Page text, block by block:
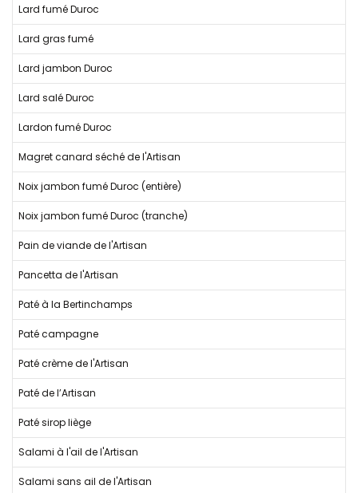
Lard fumé Duroc
Lard gras fumé
Lard jambon Duroc
Lard salé Duroc
Lardon fumé Duroc
Magret canard séché de l'Artisan
Noix jambon fumé Duroc (entière)
Noix jambon fumé Duroc (tranche)
Pain de viande de l'Artisan
Pancetta de l'Artisan
Paté à la Bertinchamps
Paté campagne
Paté crème de l'Artisan
Paté de l’Artisan
Paté sirop liège
Salami à l'ail de l'Artisan
Salami sans ail de l'Artisan